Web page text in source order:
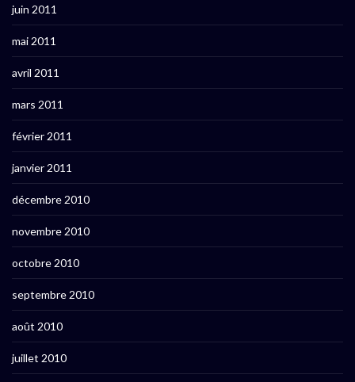
juin 2011
mai 2011
avril 2011
mars 2011
février 2011
janvier 2011
décembre 2010
novembre 2010
octobre 2010
septembre 2010
août 2010
juillet 2010